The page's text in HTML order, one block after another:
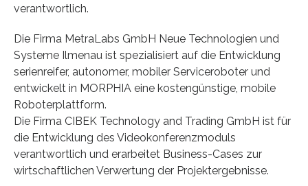
verantwortlich.
Die Firma MetraLabs GmbH Neue Technologien und
Systeme Ilmenau ist spezialisiert auf die Entwicklung
serienreifer, autonomer, mobiler Serviceroboter und
entwickelt in MORPHIA eine kostengünstige, mobile
Roboterplattform.
Die Firma CIBEK Technology and Trading GmbH ist für
die Entwicklung des Videokonferenzmoduls
verantwortlich und erarbeitet Business-Cases zur
wirtschaftlichen Verwertung der Projektergebnisse.